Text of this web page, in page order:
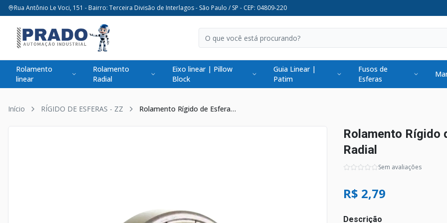
Rua Antônio Le Voci, 151 - Bairro: Terceira Divisão de Interlagos - São Paulo / SP - CEP: 04809-220
Rolamento
linear
Rolamento
Radial
Eixo linear | Pillow
Block
Guia Linear |
Patim
Fusos de
Esferas
Início RÍGIDO DE ESFERAS - ZZ Rolamento Rígido de Esferas 629ZZ Radial
Rolamento Rígido
Radial
Sem avaliações
R$ 2,79
Descrição